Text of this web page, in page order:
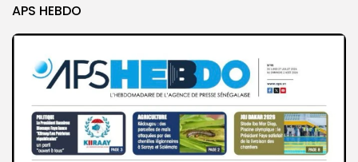
APS HEBDO